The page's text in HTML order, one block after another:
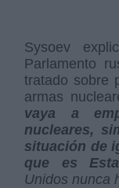
Sysoev
Parlamento
tratado sobre
armas
vaya a
nucleares,
situación de
que es
Unidos nunca